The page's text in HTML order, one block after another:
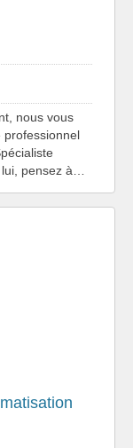
nous vous
professionnel
lui, pensez à…